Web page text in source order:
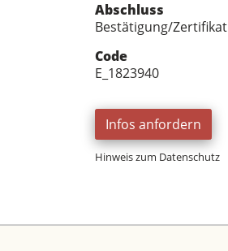
Abschluss
Bestätigung/Zertifikat
Code
E_1823940
Infos anfordern
Hinweis zum Datenschutz